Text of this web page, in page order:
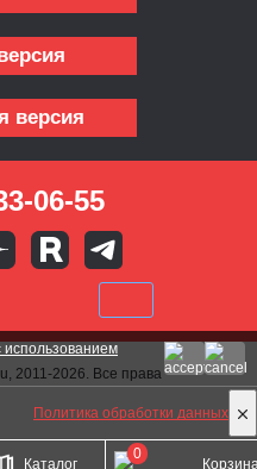
версия
06-55
2011-2026. Все права
0
Каталог
Политика обработки данных
использованием